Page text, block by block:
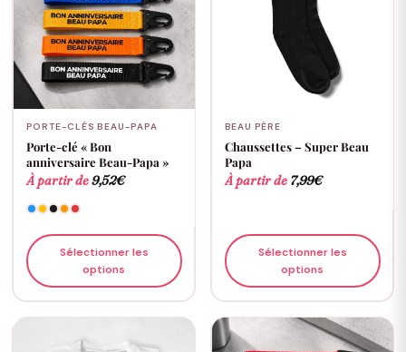
PORTE-CLÉS BEAU-PAPA
Porte-clé « Bon
anniversaire Beau-Papa »
À partir de9,52€
Sélectionner les
options
BEAU PÈRE
Chaussettes – Super Beau
Papa
À partir de 7,99€
Sélectionner les
options